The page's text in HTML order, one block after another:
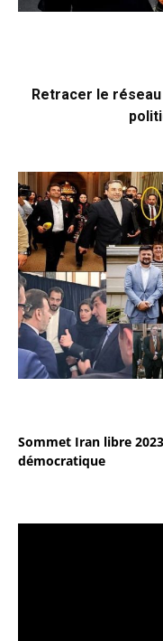
Retracer le réseau
Sommet Iran libre
démocratique